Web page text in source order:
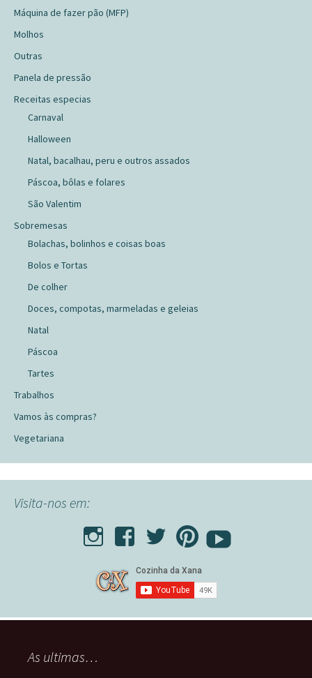
Máquina de fazer pão (MFP)
Molhos
Outras
Panela de pressão
Receitas especias
Carnaval
Halloween
Natal, bacalhau, peru e outros assados
Páscoa, bôlas e folares
São Valentim
Sobremesas
Bolachas, bolinhos e coisas boas
Bolos e Tortas
De colher
Doces, compotas, marmeladas e geleias
Natal
Páscoa
Tartes
Trabalhos
Vamos às compras?
Vegetariana
Visita-nos em:
As ultimas…